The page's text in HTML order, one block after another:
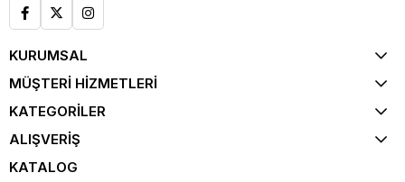
KURUMSAL
MÜŞTERİ HİZMETLERİ
KATEGORİLER
ALIŞVERİŞ
KATALOG